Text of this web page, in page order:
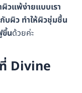
วแพ้ง่ายแบบเรา
บผิว ทำให้ผิวชุ่มชื้น
ขึ้นด้วยค่ะ
Divine